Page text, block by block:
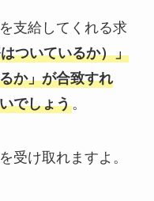
支給してくれる求
ついているか）」
か」が合致すれ
でしょう。
受け取れますよ。